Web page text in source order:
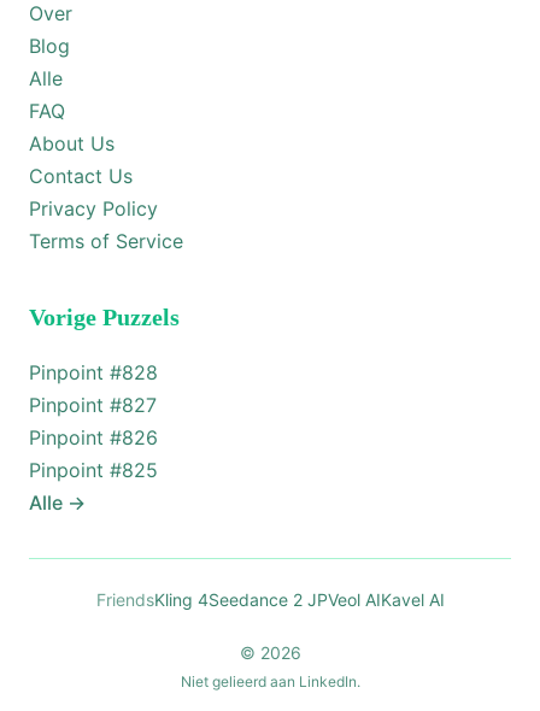
Over
Blog
Alle
FAQ
About Us
Contact Us
Privacy Policy
Terms of Service
Vorige Puzzels
Pinpoint #828
Pinpoint #827
Pinpoint #826
Pinpoint #825
Alle →
FriendsKling 4Seedance 2 JPVeol AIKavel AI
© 2026
Niet gelieerd aan LinkedIn.